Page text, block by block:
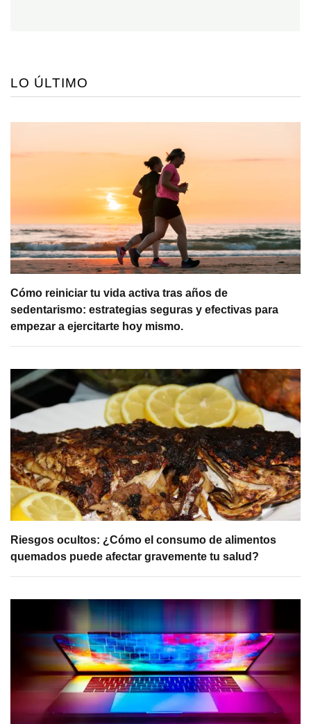
LO ÚLTIMO
Cómo reiniciar tu vida activa tras años de
sedentarismo: estrategias seguras y efectivas para
empezar a ejercitarte hoy mismo.
Riesgos ocultos: ¿Cómo el consumo de alimentos
quemados puede afectar gravemente tu salud?